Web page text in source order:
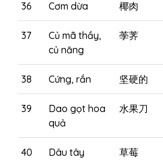
36 Cơm dừa 椰肉
37
Củ mã thầy,
củ năng
荸荠
38 Cứng, rắn 坚硬的
39
Dao gọt hoa
quả
水果刀
40 Dâu tây 草莓